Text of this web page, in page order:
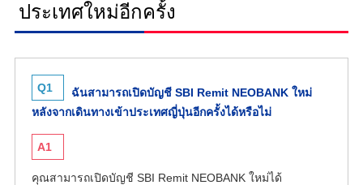
ประเทศใหม่อีกครั้ง
Q1
ฉันสามารถเปิดบัญชี SBI Remit NEOBANK ใหม่
หลังจากเดินทางเข้าประเทศญี่ปุ่นอีกครั้งได้หรือไม่
A1
คุณสามารถเปิดบัญชี SBI Remit NEOBANK ใหม่ได้